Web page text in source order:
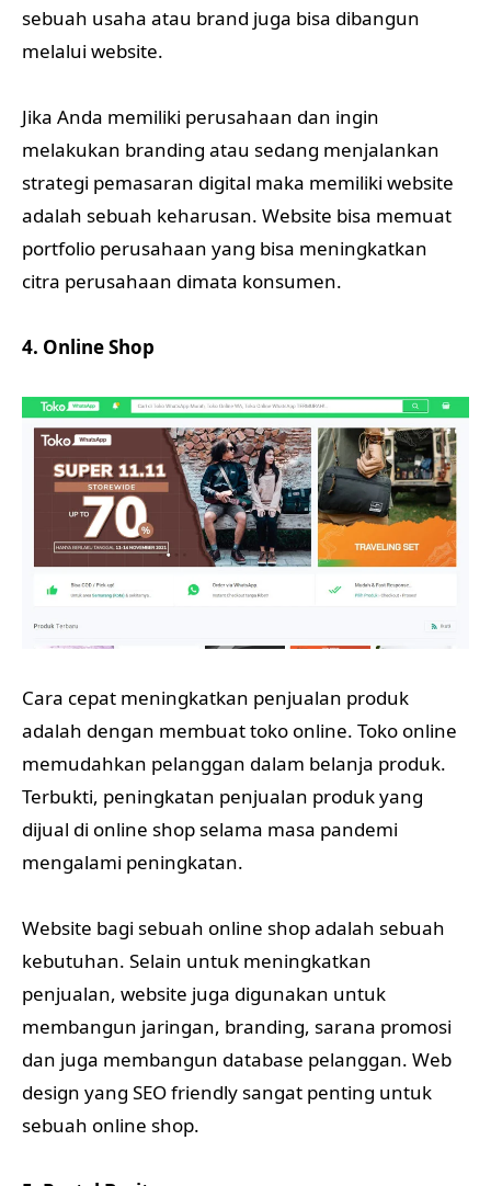
sebuah usaha atau brand juga bisa dibangun
melalui website.
Jika Anda memiliki perusahaan dan ingin
melakukan branding atau sedang menjalankan
strategi pemasaran digital maka memiliki website
adalah sebuah keharusan. Website bisa memuat
portfolio perusahaan yang bisa meningkatkan
citra perusahaan dimata konsumen.
4. Online Shop
Cara cepat meningkatkan penjualan produk
adalah dengan membuat toko online. Toko online
memudahkan pelanggan dalam belanja produk.
Terbukti, peningkatan penjualan produk yang
dijual di online shop selama masa pandemi
mengalami peningkatan.
Website bagi sebuah online shop adalah sebuah
kebutuhan. Selain untuk meningkatkan
penjualan, website juga digunakan untuk
membangun jaringan, branding, sarana promosi
dan juga membangun database pelanggan. Web
design yang SEO friendly sangat penting untuk
sebuah online shop.